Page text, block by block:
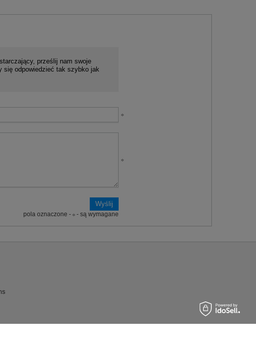
prześlij nam swoje
się odpowiedzieć tak szybko jak
pola oznaczone - - są wymagane